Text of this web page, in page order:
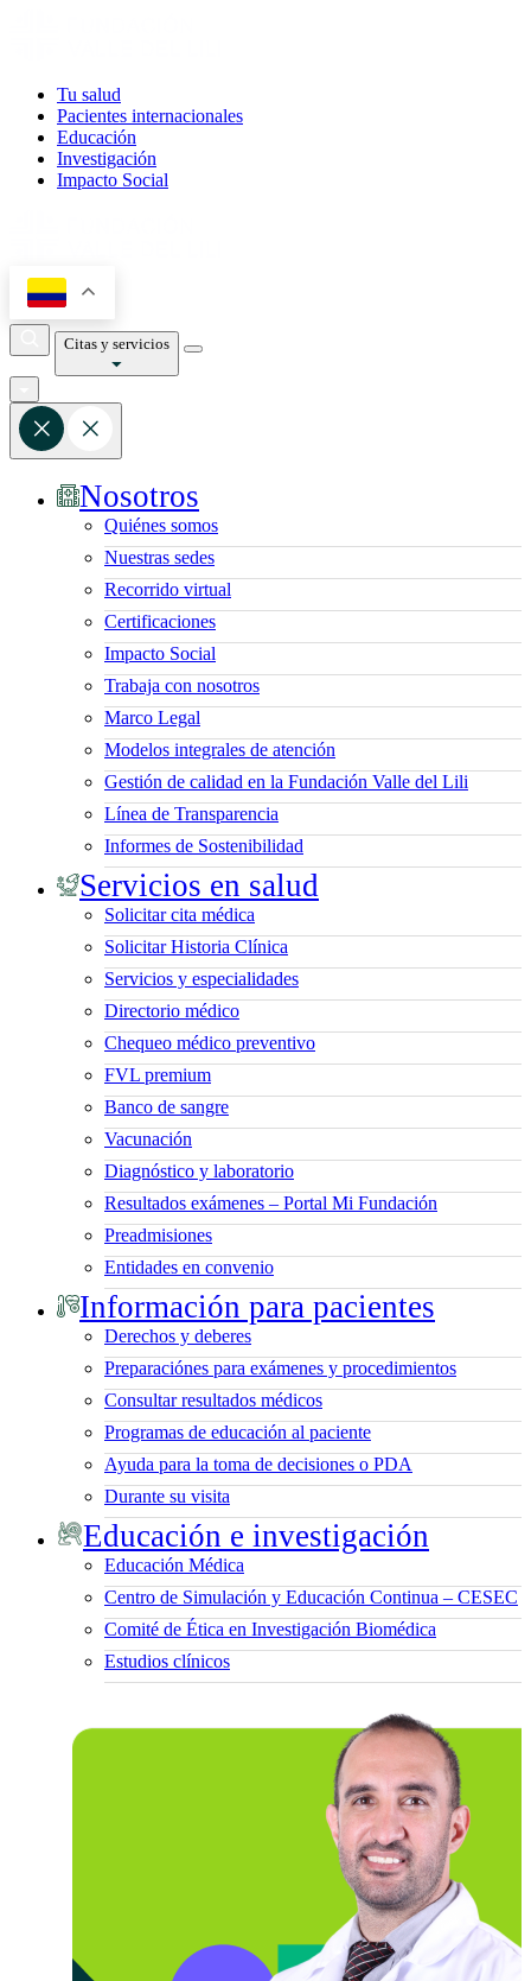
Tu salud
Pacientes internacionales
Educación
Investigación
Impacto Social
Citas y servicios
Nosotros
Quiénes somos
Nuestras sedes
Recorrido virtual
Certificaciones
Impacto Social
Trabaja con nosotros
Marco Legal
Modelos integrales de atención
Gestión de calidad en la Fundación Valle del Lili
Línea de Transparencia
Informes de Sostenibilidad
Servicios en salud
Solicitar cita médica
Solicitar Historia Clínica
Servicios y especialidades
Directorio médico
Chequeo médico preventivo
FVL premium
Banco de sangre
Vacunación
Diagnóstico y laboratorio
Resultados exámenes – Portal Mi Fundación
Preadmisiones
Entidades en convenio
Información para pacientes
Derechos y deberes
Preparaciónes para exámenes y procedimientos
Consultar resultados médicos
Programas de educación al paciente
Ayuda para la toma de decisiones o PDA
Durante su visita
Educación e investigación
Educación Médica
Centro de Simulación y Educación Continua – CESEC
Comité de Ética en Investigación Biomédica
Estudios clínicos